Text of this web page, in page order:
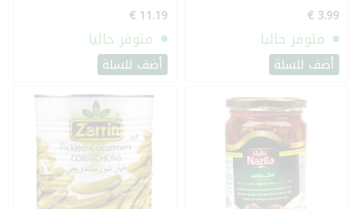
متوفر حاليا
أضف للسلة
متوفر حاليا
أضف للسلة